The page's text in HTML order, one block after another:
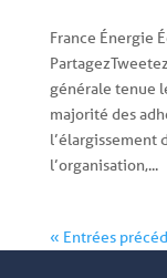
France Énergie
générale tenue
majorité des
l’élargissement
l’organisation,...
« Entrées